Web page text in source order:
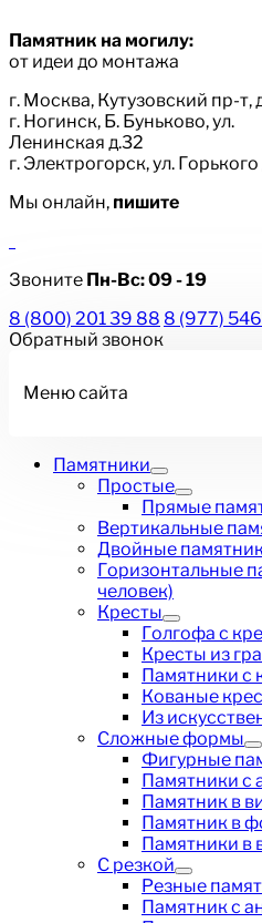
Памятник на могилу:
от идеи до монтажа
г. Москва, Кутузовский пр-т,
г. Ногинск, Б. Буньково, ул.
Ленинская д.32
г. Электрогорск, ул.
Мы онлайн, пишите
Звоните Пн-Вс:09 - 19
8 (800) 201 39 88 8 (977)
Обратный звонок
Меню сайта
Памятники
Простые
Прямые
Вертикальные
Двойные
Горизонтальные
человек)
Кресты
Голгофа с
Кресты из
Памятники с
Кованые
Из
Сложные формы
Фигурные
Памятники с
Памятник в
Памятник в
Памятники в
С резкой
Резные
Памятник с